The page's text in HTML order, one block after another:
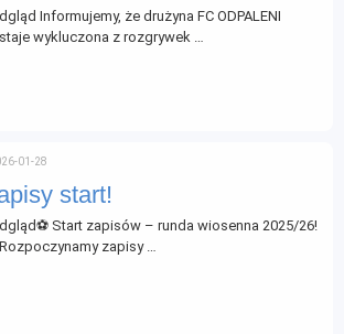
Informujemy, że drużyna FC ODPALENI
wykluczona z rozgrywek …
start!
01-28
Start zapisów – runda wiosenna 2025/26!
zapisy …